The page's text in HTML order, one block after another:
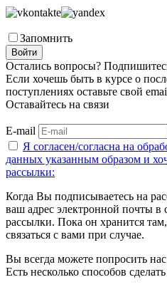
Запомнить
Войти
Остались вопросы?
Если хочешь быть в курсе о
поступлениях оставьте свой
Оставайтесь на связи
E-mail
Я согласен/согласна на
данных указанным образом и
рассылки:
Когда Вы подписываетесь на
ваш адрес электронной почты в
рассылки. Пока он хранится
связаться с вами при случае.
Вы всегда можете попросить
Есть несколько способов сделать